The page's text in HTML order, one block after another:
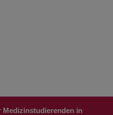
Medizinstudierenden in